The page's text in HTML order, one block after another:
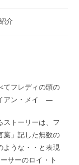
介
てフレディの頭の
アン・メイ ―
ストーリーは、フ
葉」記した無数の
ような・・と表現
サーのロイ・ト